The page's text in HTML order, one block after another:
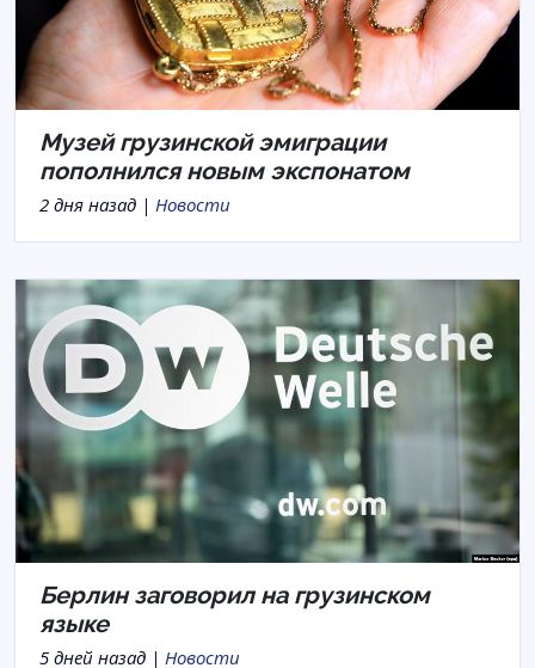
Музей грузинской эмиграции
пополнился новым экспонатом
2 дня назад | Новости
Берлин заговорил на грузинском
языке
5 дней назад | Новости